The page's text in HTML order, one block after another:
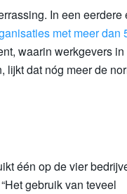
In een eerdere
met meer dan
waarin werkgevers
lijkt dat nóg meer de
één op de vier
gebruik van teveel